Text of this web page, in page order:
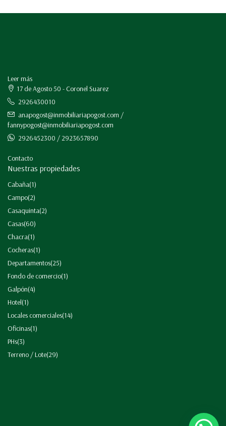
Leer más
17 de Agosto 50 - Coronel Suarez
2926430010
anapogost@inmobiliariapogost.com /
fannypogost@inmobiliariapogost.com
2926452300 / 2923657890
Contacto
Nuestras propiedades
Cabaña(1)
Campo(2)
Casaquinta(2)
Casas(60)
Chacra(1)
Cocheras(1)
Departamentos(25)
Fondo de comercio(1)
Galpón(4)
Hotel(1)
Locales comerciales(14)
Oficinas(1)
PHs(3)
Terreno / Lote(29)